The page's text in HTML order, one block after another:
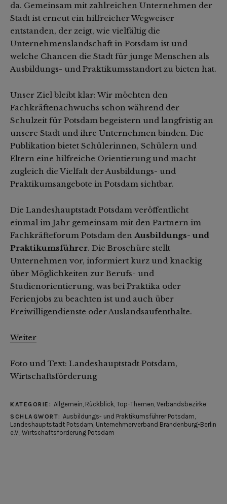
da. Gemeinsam mit zahlreichen Unternehmen der
Stadt ist erneut ein hilfreicher Wegweiser
entstanden, der zeigt, wie vielfältig die
Unternehmenslandschaft in Potsdam ist und
welche Chancen die Stadt für junge Menschen als
Ausbildungs- und Praktikumsstandort zu bieten hat.
Unser Ziel bleibt klar: Wir möchten den
Fachkräftenachwuchs schon während der
Schulzeit für Potsdam begeistern und langfristig an
unsere Stadt und ihre Unternehmen binden. Die
Publikation bietet Schülerinnen, Schülern und
Eltern eine hilfreiche Orientierung und macht
zugleich die Vielfalt der Ausbildungs- und
Praktikumsangebote in Potsdam sichtbar.
Die Landeshauptstadt Potsdam veröffentlicht
einmal im Jahr gemeinsam mit den Partnern im
Fachkräfteforum Potsdam den Ausbildungs- und
Praktikumsführer. Die Broschüre stellt
Unternehmen vor, informiert kurz und knackig
über Möglichkeiten zur Berufs- und
Studienorientierung, was bei Praktika oder
Ferienjobs zu beachten ist und auch über
Freiwilligendienste oder Auslandsaufenthalte.
Weiter
Foto und Text: Landeshauptstadt Potsdam,
Wirtschaftsförderung
KATEGORIE: Allgemein, Rückblick, Top-Themen, Verbandsbezirke
SCHLAGWORT: Ausbildungs- und Praktikumsführer Potsdam,
Landeshauptstadt Potsdam, Unternehmerverband Brandenburg-Berlin
e.V., Wirtschaftsförderung Potsdam